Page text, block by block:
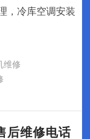
，冷库空调安装
维修
后维修电话